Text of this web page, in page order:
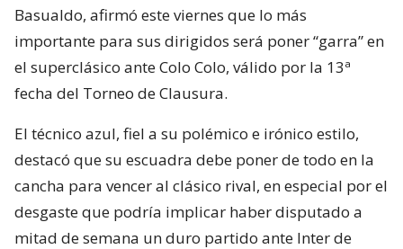
Basualdo, afirmó este viernes que lo más
importante para sus dirigidos será poner “garra” en
el superclásico ante Colo Colo, válido por la 13ª
fecha del Torneo de Clausura.
El técnico azul, fiel a su polémico e irónico estilo,
destacó que su escuadra debe poner de todo en la
cancha para vencer al clásico rival, en especial por el
desgaste que podría implicar haber disputado a
mitad de semana un duro partido ante Inter de